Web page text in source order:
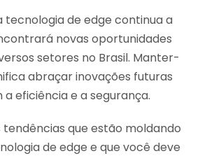
tecnologia de edge continua a
novas oportunidades
setores no Brasil. Manter-
abraçar inovações futuras
eficiência e a segurança.
que estão moldando
de edge e que você deve